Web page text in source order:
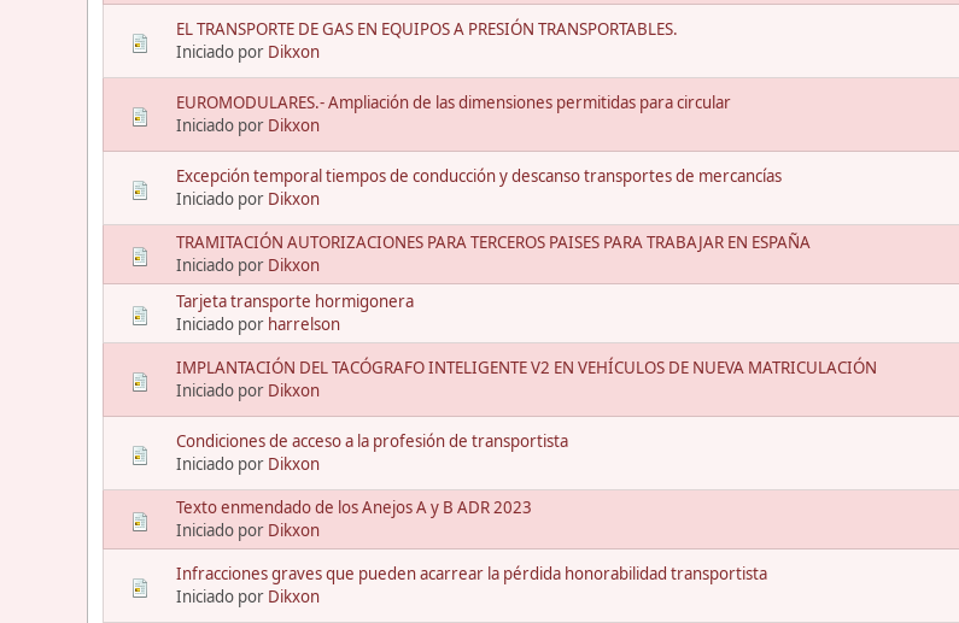
EL TRANSPORTE DE GAS EN EQUIPOS A PRESIÓN TRANSPORTABLES.
Iniciado por Dikxon
EUROMODULARES.- Ampliación de las dimensiones permitidas para circular
Iniciado por Dikxon
Excepción temporal tiempos de conducción y descanso transportes de mercancías
Iniciado por Dikxon
TRAMITACIÓN AUTORIZACIONES PARA TERCEROS PAISES PARA TRABAJAR EN ESPAÑA
Iniciado por Dikxon
Tarjeta transporte hormigonera
Iniciado por harrelson
IMPLANTACIÓN DEL TACÓGRAFO INTELIGENTE V2 EN VEHÍCULOS DE NUEVA MATRICULACIÓN
Iniciado por Dikxon
Condiciones de acceso a la profesión de transportista
Iniciado por Dikxon
Texto enmendado de los Anejos A y B ADR 2023
Iniciado por Dikxon
Infracciones graves que pueden acarrear la pérdida honorabilidad transportista
Iniciado por Dikxon